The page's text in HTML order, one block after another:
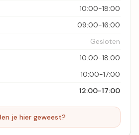
10:00-18:00
09:00-16:00
Gesloten
10:00-18:00
10:00-17:00
12:00-17:00
je hier geweest?